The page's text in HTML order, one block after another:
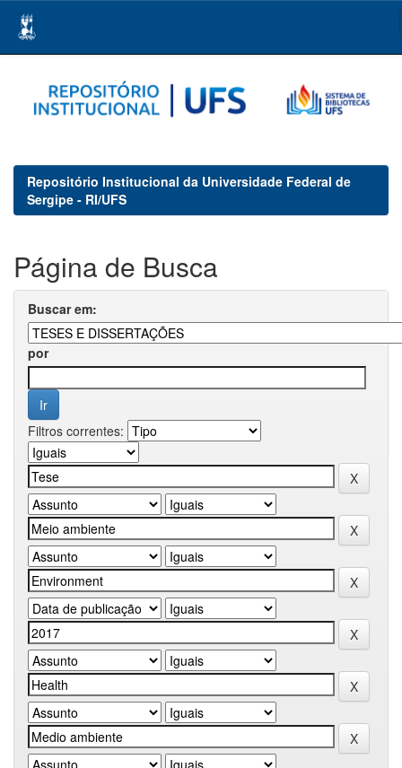
navigation
Repositório Institucional da Universidade Federal de
Sergipe - RI/UFS
Página de Busca
Buscar em:
por
Filtros correntes: